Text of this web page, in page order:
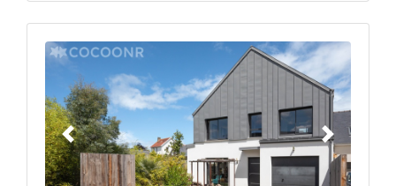
Précédent Suivant